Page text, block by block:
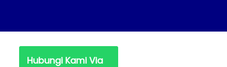
Hubungi Kami Via